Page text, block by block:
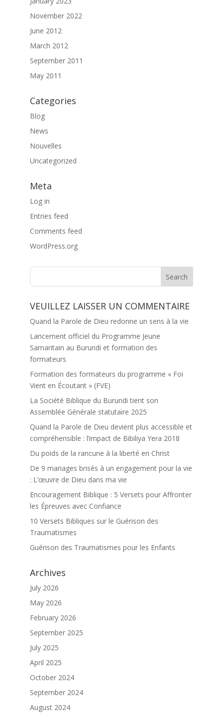
November 2022
June 2012
March 2012
September 2011
May 2011
Categories
Blog
News
Nouvelles
Uncategorized
Meta
Log in
Entries feed
Comments feed
WordPress.org
VEUILLEZ LAISSER UN COMMENTAIRE
Quand la Parole de Dieu redonne un sens à la vie
Lancement officiel du Programme Jeune
Samaritain au Burundi et formation des
formateurs
Formation des formateurs du programme « Foi
Vient en Écoutant » (FVE)
La Société Biblique du Burundi tient son
Assemblée Générale statutaire 2025
Quand la Parole de Dieu devient plus accessible et
compréhensible : l’impact de Bibiliya Yera 2018
Du poids de la rancune à la liberté en Christ
De 9 mariages brisés à un engagement pour la vie
: L’œuvre de Dieu dans ma vie
Encouragement Biblique : 5 Versets pour Affronter
les Épreuves avec Confiance
10 Versets Bibliques sur le Guérison des
Traumatismes
Guérison des Traumatismes pour les Enfants
Archives
July 2026
May 2026
February 2026
September 2025
July 2025
April 2025
October 2024
September 2024
August 2024